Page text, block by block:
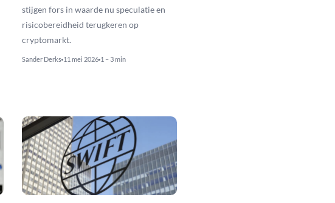
stijgen fors in waarde nu speculatie en
risicobereidheid terugkeren op
cryptomarkt.
Sander Derks 11 mei 2026 1 – 3 min